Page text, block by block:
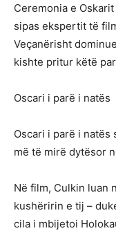
Ceremonia e
sipas ekspertit të
Veçanërisht
kishte pritur këtë
Oscari i parë i natës
Oscari i parë i
më të mirë dytësor
Në film, Culkin luan
kushëririn e tij –
cila i mbijetoi